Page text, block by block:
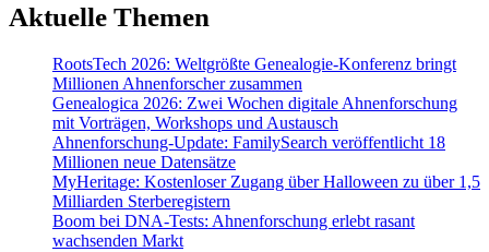
Aktuelle Themen
RootsTech 2026: Weltgrößte Genealogie-Konferenz bringt
Millionen Ahnenforscher zusammen
Genealogica 2026: Zwei Wochen digitale Ahnenforschung
mit Vorträgen, Workshops und Austausch
Ahnenforschung-Update: FamilySearch veröffentlicht 18
Millionen neue Datensätze
MyHeritage: Kostenloser Zugang über Halloween zu über 1,5
Milliarden Sterberegistern
Boom bei DNA-Tests: Ahnenforschung erlebt rasant
wachsenden Markt